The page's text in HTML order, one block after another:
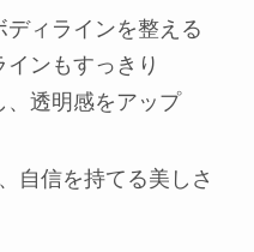
ィラインを整える
ンもすっきり
、透明感をアップ
自信を持てる美しさ